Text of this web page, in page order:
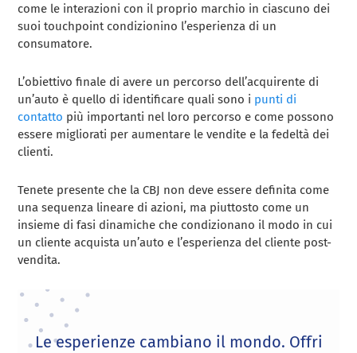
come le interazioni con il proprio marchio in ciascuno dei
suoi touchpoint condizionino l’esperienza di un
consumatore.
L’obiettivo finale di avere un percorso dell’acquirente di
un’auto è quello di identificare quali sono i punti di
contatto più importanti nel loro percorso e come possono
essere migliorati per aumentare le vendite e la fedeltà dei
clienti.
Tenete presente che la CBJ non deve essere definita come
una sequenza lineare di azioni, ma piuttosto come un
insieme di fasi dinamiche che condizionano il modo in cui
un cliente acquista un’auto e l’esperienza del cliente post-
vendita.
Le esperienze cambiano il mondo. Offri